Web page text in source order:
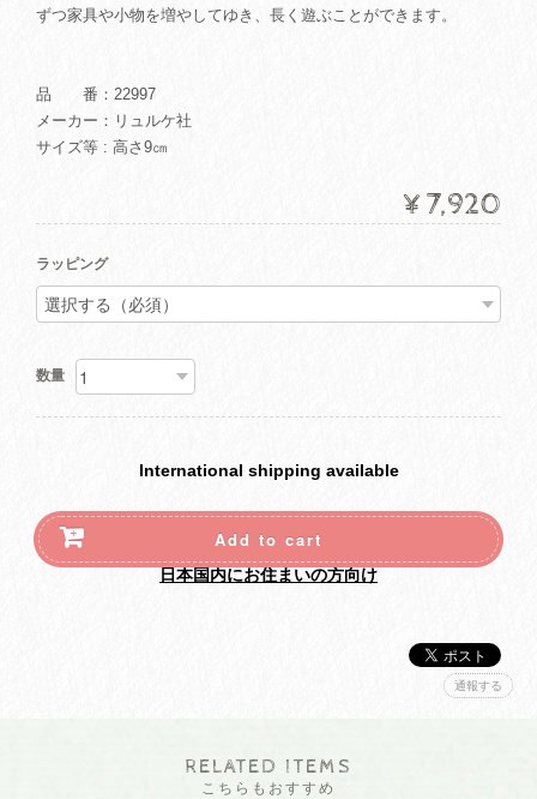
ずつ家具や小物を増やしてゆき、長く遊ぶことができます。
品 番：22997
メーカー：リュルケ社
サイズ等 : 高さ9㎝
¥7,920
ラッピング
数量
International shipping available
Add to cart
日本国内にお住まいの方向け
通報する
RELATED ITEMS
こちらもおすすめ